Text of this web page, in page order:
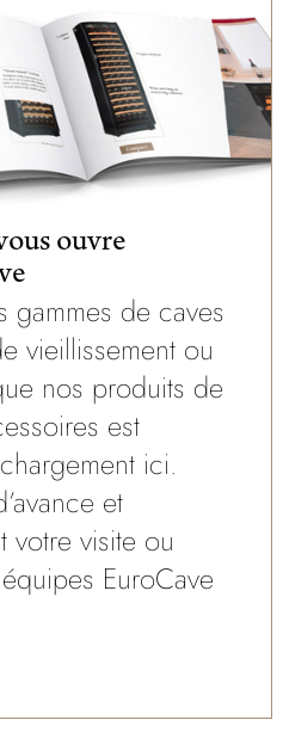
ouvre
gammes de caves
vieillissement ou
nos produits de
est
ici.
et
votre visite ou
EuroCave